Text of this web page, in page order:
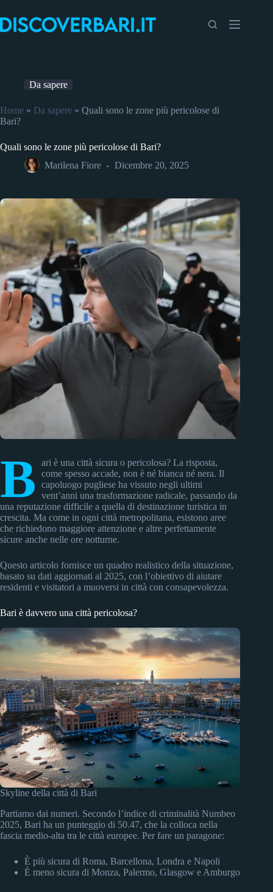
al
contenuto
Da sapere
Home » Da sapere » Quali sono le zone più pericolose di
Bari?
Quali sono le zone più pericolose di Bari?
Marilena Fiore
Dicembre 20, 2025
B
ari è una città sicura o pericolosa? La risposta,
come spesso accade, non è né bianca né nera. Il
capoluogo pugliese ha vissuto negli ultimi
vent’anni una trasformazione radicale, passando da
una reputazione difficile a quella di destinazione turistica in
crescita. Ma come in ogni città metropolitana, esistono aree
che richiedono maggiore attenzione e altre perfettamente
sicure anche nelle ore notturne.
Questo articolo fornisce un quadro realistico della situazione,
basato su dati aggiornati al 2025, con l’obiettivo di aiutare
residenti e visitatori a muoversi in città con consapevolezza.
Bari è davvero una città pericolosa?
Skyline della città di Bari
Partiamo dai numeri. Secondo l’indice di criminalità Numbeo
2025, Bari ha un punteggio di 50.47, che la colloca nella
fascia medio-alta tra le città europee. Per fare un paragone:
È più sicura di Roma, Barcellona, Londra e Napoli
È meno sicura di Monza, Palermo, Glasgow e Amburgo